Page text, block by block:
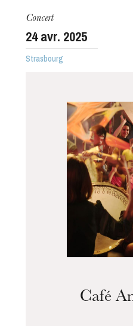
jeudi 20
Concert
24avr. 2025
Strasbourg
Café